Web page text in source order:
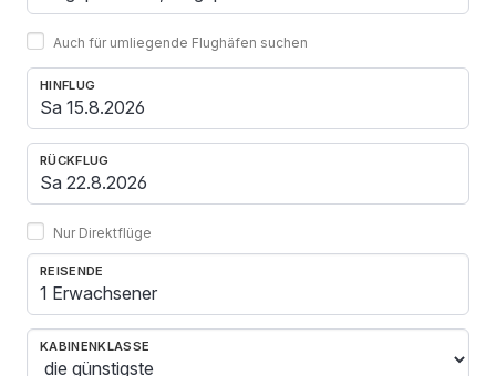
Auch für umliegende Flughäfen suchen
HINFLUG
RÜCKFLUG
Nur Direktflüge
REISENDE
1 Erwachsener
KABINENKLASSE